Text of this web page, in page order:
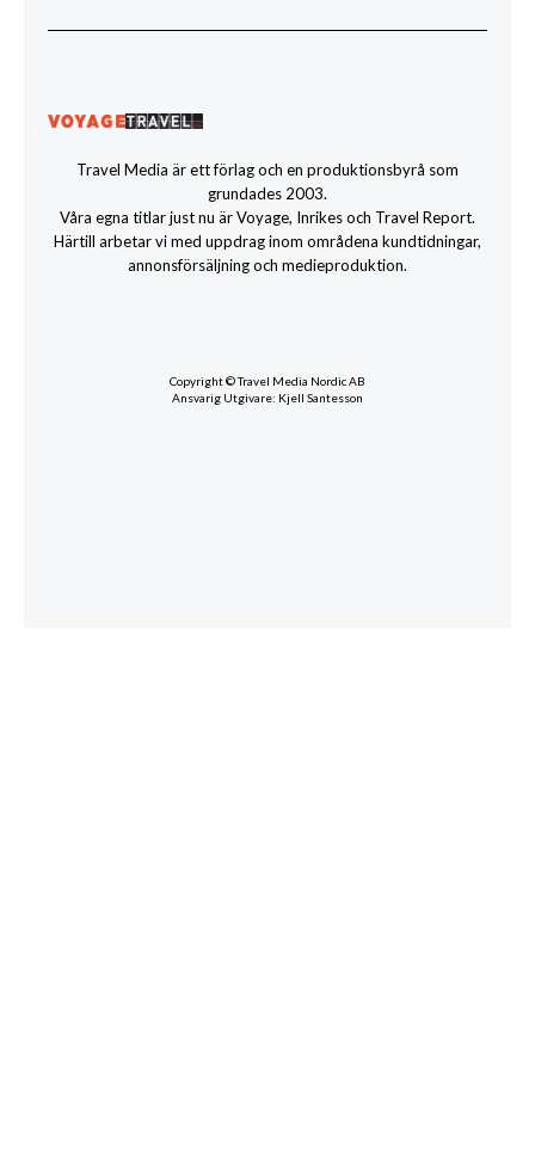
Travel Media är ett förlag och en produktionsbyrå som
grundades 2003.
Våra egna titlar just nu är Voyage, Inrikes och Travel Report.
Härtill arbetar vi med uppdrag inom områdena kundtidningar,
annonsförsäljning och medieproduktion.
Copyright © Travel Media Nordic AB
Ansvarig Utgivare: Kjell Santesson